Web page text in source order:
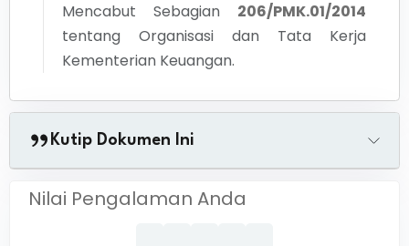
Mencabut Sebagian 206/PMK.01/2014
tentang Organisasi dan Tata Kerja
Kementerian Keuangan.
Kutip Dokumen Ini
Nilai Pengalaman Anda